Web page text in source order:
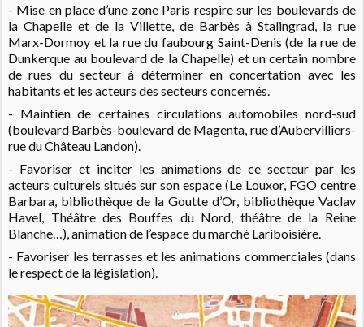
- Mise en place d’une zone Paris respire sur les boulevards de
la Chapelle et de la Villette, de Barbès à Stalingrad, la rue
Marx-Dormoy et la rue du faubourg Saint-Denis (de la rue de
Dunkerque au boulevard de la Chapelle) et un certain nombre
de rues du secteur à déterminer en concertation avec les
habitants et les acteurs des secteurs concernés.
- Maintien de certaines circulations automobiles nord-sud
(boulevard Barbès-boulevard de Magenta, rue d’Aubervilliers-
rue du Château Landon).
- Favoriser et inciter les animations de ce secteur par les
acteurs culturels situés sur son espace (Le Louxor, FGO centre
Barbara, bibliothèque de la Goutte d’Or, bibliothèque Vaclav
Havel, Théâtre des Bouffes du Nord, théâtre de la Reine
Blanche…), animation de l’espace du marché Lariboisière.
- Favoriser les terrasses et les animations commerciales (dans
le respect de la législation).